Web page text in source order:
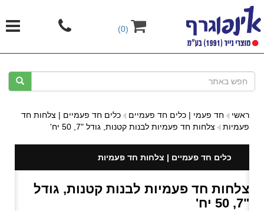
(0)
ראשי חד פעמי | כלים חד פעמיים
כלים חד פעמיים | צלחות חד
פעמיות
צלחות חד פעמיות לבנות קטנות, גודל "7, 50 יח'
כלים חד פעמיים | צלחות חד פעמיות
צלחות חד פעמיות לבנות קטנות, גודל
"7, 50 יח'